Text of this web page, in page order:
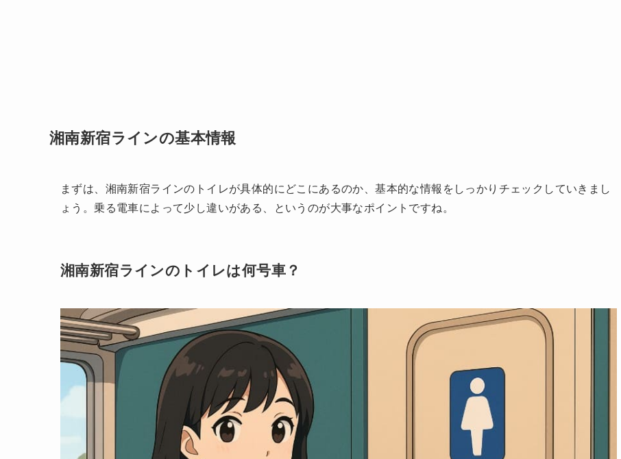
湘南新宿ラインの基本情報
まずは、湘南新宿ラインのトイレが具体的にどこにあるのか、基本的な情報をしっかりチェックしていきまし
ょう。乗る電車によって少し違いがある、というのが大事なポイントですね。
湘南新宿ラインのトイレは何号車？